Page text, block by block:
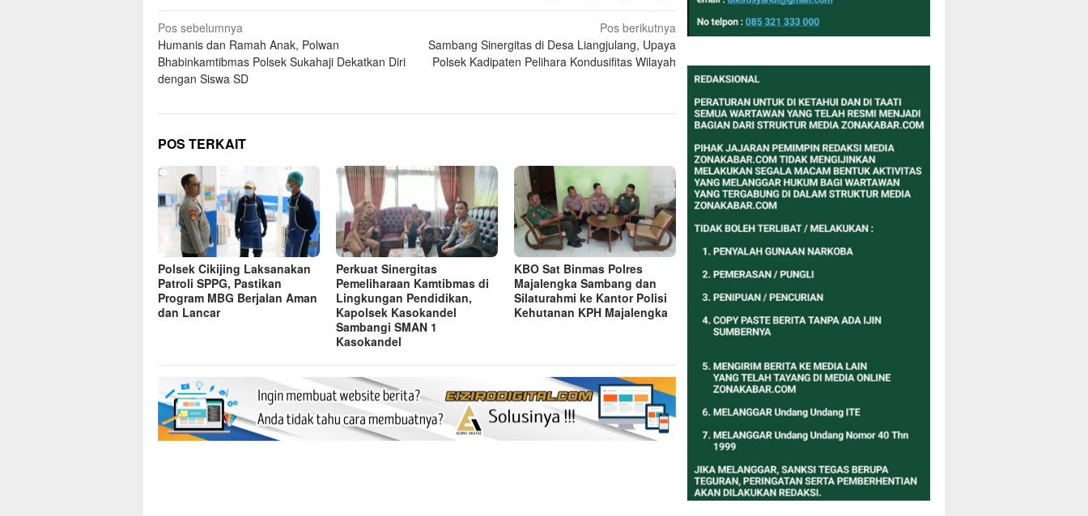
Navigasi
pos
Pos sebelumnya
Humanis dan Ramah Anak, Polwan
Bhabinkamtibmas Polsek Sukahaji Dekatkan Diri
dengan Siswa SD
Pos berikutnya
Sambang Sinergitas di Desa Liangjulang, Upaya
Polsek Kadipaten Pelihara Kondusifitas Wilayah
POS TERKAIT
Polsek Cikijing Laksanakan
Patroli SPPG, Pastikan
Program MBG Berjalan Aman
dan Lancar
Perkuat Sinergitas
Pemeliharaan Kamtibmas di
Lingkungan Pendidikan,
Kapolsek Kasokandel
Sambangi SMAN 1
Kasokandel
KBO Sat Binmas Polres
Majalengka Sambang dan
Silaturahmi ke Kantor Polisi
Kehutanan KPH Majalengka